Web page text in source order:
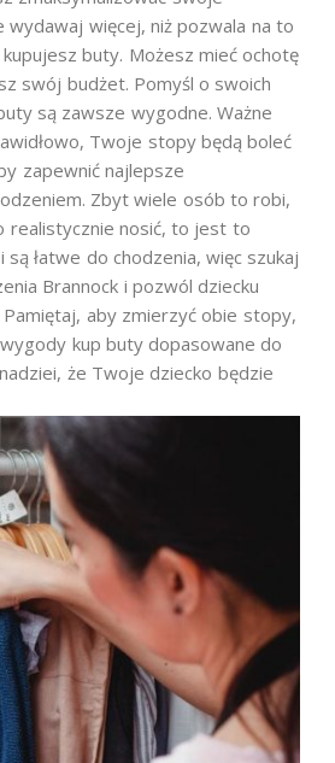
wydawaj więcej, niż pozwala na to
buty. Możesz mieć ochotę
swój budżet. Pomyśl o swoich
są zawsze wygodne. Ważne
Twoje stopy będą boleć
zapewnić najlepsze
Zbyt wiele osób to robi,
realistycznie nosić, to jest to
łatwe do chodzenia, więc szukaj
Brannock i pozwól dziecku
aby zmierzyć obie stopy,
kup buty dopasowane do
że Twoje dziecko będzie